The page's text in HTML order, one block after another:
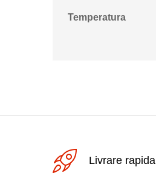
Temperatura
Livrare rapida